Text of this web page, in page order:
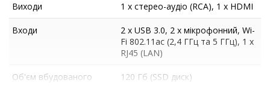
Виходи 1 х стерео-аудіо (RCA), 1 x HDMI
Входи
2 x USB 3.0, 2 х мікрофонний, Wi-
Fi 802.11ac (2,4 ГГц та 5 ГГц), 1 x
RJ45 (LAN)
Об'єм вбудованого
120 Гб (SSD диск)